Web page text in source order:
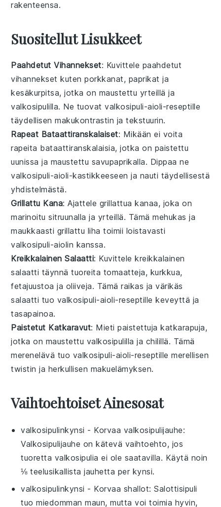
rakenteensa.
Suositellut Lisukkeet
Paahdetut Vihannekset: Kuvittele paahdetut
vihannekset kutenporkkanat, paprikat ja
kesäkurpitsa, jotka on maustettu yrteillä ja
valkosipulilla. Ne tuovatvalkosipuli-aioli-reseptille
täydellisenmakukontrastin jatekstuurin.
Rapeat Bataattiranskalaiset: Mikään ei voita
rapeita bataattiranskalaisia, jotka on paistettu
uunissa ja maustettu savupaprikalla. Dippaa ne
valkosipuli-aioli-kastikkeeseen ja nauti täydellisestä
yhdistelmästä.
Grillattu Kana: Ajattele grillattua kanaa, joka on
marinoitusitruunalla ja yrteillä. Tämämehukas ja
maukkaasti grillattu liha toimii loistavasti
valkosipuli-aiolin kanssa.
Kreikkalainen Salaatti: Kuvittelekreikkalainen
salaatti täynnätuoreita tomaatteja, kurkkua,
fetajuustoa ja oliiveja. Tämäraikas javärikäs
salaatti tuo valkosipuli-aioli-reseptillekeveyttä ja
tasapainoa.
Paistetut Katkaravut: Mietipaistettuja katkarapuja,
jotka on maustettu valkosipulilla ja chilillä. Tämä
merenelävä tuo valkosipuli-aioli-reseptillemerellisen
twistin ja herkullisen makuelämyksen.
Vaihtoehtoiset Ainesosat
valkosipulinkynsi - Korvaa valkosipulijauhe:
Valkosipulijauhe on kätevä vaihtoehto, jos
tuoretta valkosipulia ei ole saatavilla. Käytä noin
⅛ teelusikallista jauhetta per kynsi.
valkosipulinkynsi - Korvaa shallot: Salottisipuli
tuo miedomman maun, mutta voi toimia hyvin,